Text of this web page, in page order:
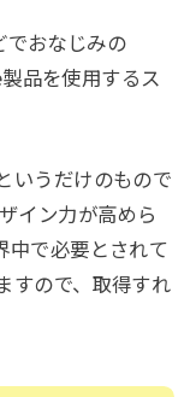
おなじみの
品を使用するス
いうだけのもので
イン力が高めら
中で必要とされて
すので、取得すれ